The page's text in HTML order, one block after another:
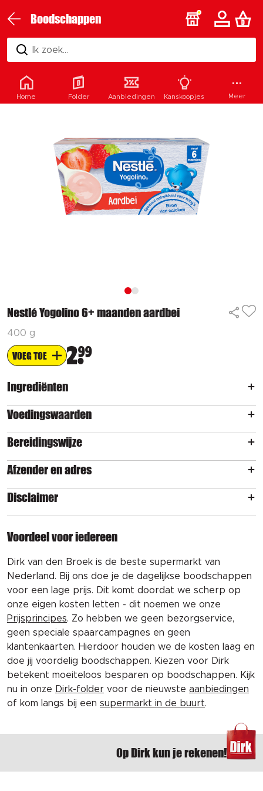
Boodschappen
Ik zoek...
Nestlé Yogolino 6+ maanden aardbei
400 g
VOEG TOE 299
Ingrediënten
Voedingswaarden
Bereidingswijze
Afzender en adres
Disclaimer
Voordeel voor iedereen
Dirk van den Broek is de beste supermarkt van
Nederland. Bij ons doe je de dagelijkse boodschappen
voor een lage prijs. Dit komt doordat we scherp op
onze eigen kosten letten - dit noemen we onze
Prijsprincipes. Zo hebben we geen bezorgservice,
geen speciale spaarcampagnes en geen
klantenkaarten. Hierdoor houden we de kosten laag en
doe jij voordelig boodschappen. Kiezen voor Dirk
betekent moeiteloos besparen op boodschappen. Kijk
nu in onze Dirk-folder voor de nieuwste aanbiedingen
of kom langs bij een supermarkt in de buurt.
Op Dirk kun je rekenen!
Home Folder Aanbiedingen Kanskoopjes Meer